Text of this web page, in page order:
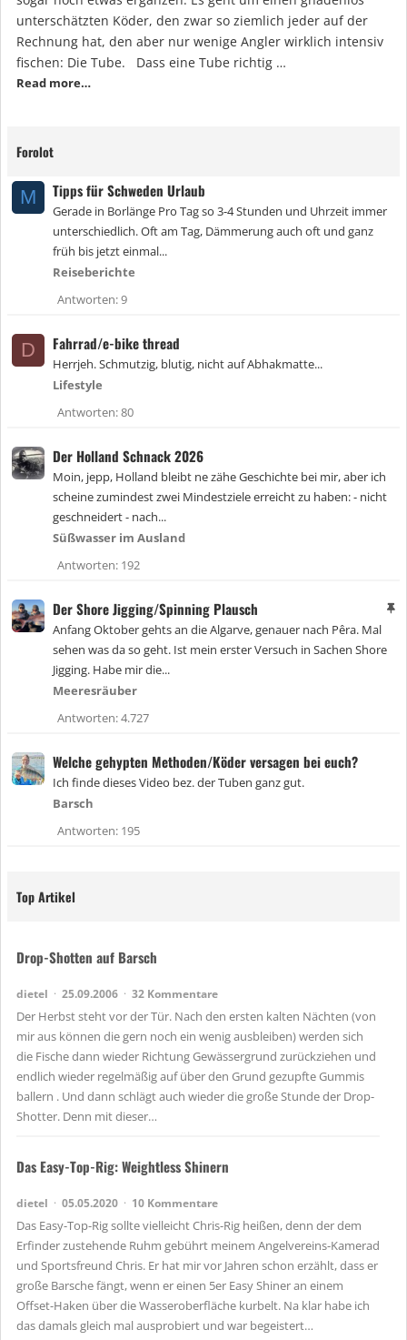
unterschätzten Köder, den zwar so ziemlich jeder auf der
Rechnung hat, den aber nur wenige Angler wirklich intensiv
fischen: Die Tube. Dass eine Tube richtig …
Read more…
Forolot
M Tipps für Schweden Urlaub
Gerade in Borlänge Pro Tag so 3-4 Stunden und Uhrzeit immer
unterschiedlich. Oft am Tag, Dämmerung auch oft und ganz
früh bis jetzt einmal...
Reiseberichte
Antworten 9
D Fahrrad/e-bike thread
Herrjeh. Schmutzig, blutig, nicht auf Abhakmatte...
Lifestyle
Antworten 80
Der Holland Schnack 2026
Moin, jepp, Holland bleibt ne zähe Geschichte bei mir, aber ich
scheine zumindest zwei Mindestziele erreicht zu haben: - nicht
geschneidert - nach...
Süßwasser im Ausland
Antworten 192
A
Der Shore Jigging/Spinning Plausch
Anfang Oktober gehts an die Algarve, genauer nach Pêra. Mal
sehen was da so geht. Ist mein erster Versuch in Sachen Shore
Jigging. Habe mir die...
Meeresräuber
Antworten 4.727
Welche gehypten Methoden/Köder versagen bei euch?
Ich finde dieses Video bez. der Tuben ganz gut.
Barsch
Antworten 195
Top Artikel
Drop-Shotten auf Barsch
dietel 25.09.2006 32 Kommentare
Der Herbst steht vor der Tür. Nach den ersten kalten Nächten (von
mir aus können die gern noch ein wenig ausbleiben) werden sich
die Fische dann wieder Richtung Gewässergrund zurückziehen und
endlich wieder regelmäßig auf über den Grund gezupfte Gummis
ballern . Und dann schlägt auch wieder die große Stunde der Drop-
Shotter. Denn mit dieser…
Das Easy-Top-Rig: Weightless Shinern
dietel 05.05.2020 10 Kommentare
Das Easy-Top-Rig sollte vielleicht Chris-Rig heißen, denn der dem
Erfinder zustehende Ruhm gebührt meinem Angelvereins-Kamerad
und Sportsfreund Chris. Er hat mir vor Jahren schon erzählt, dass er
große Barsche fängt, wenn er einen 5er Easy Shiner an einem
Offset-Haken über die Wasseroberfläche kurbelt. Na klar habe ich
das damals gleich mal ausprobiert und war begeistert…